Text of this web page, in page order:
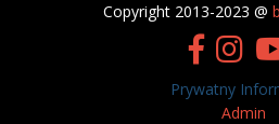
​Copyright 2013-2023 @
Prywatny
Admin